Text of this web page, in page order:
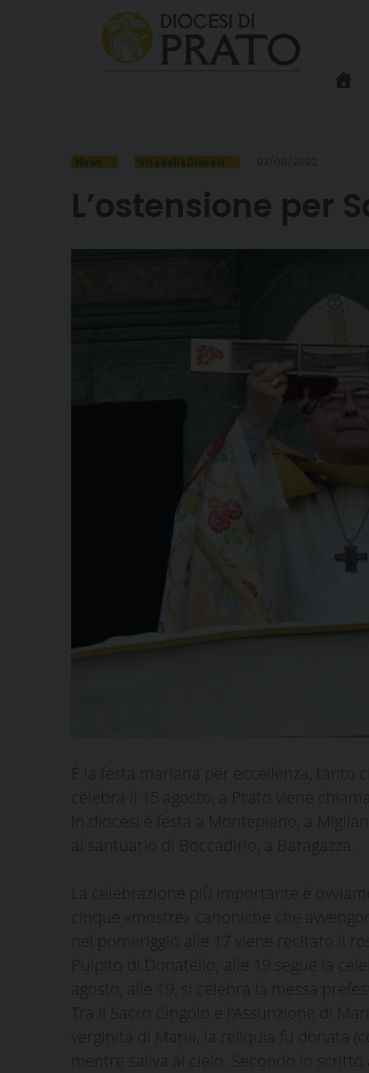
L’ostensione per
È la festa mariana per eccellenza, tanto
celebra il 15 agosto, a Prato viene
In diocesi è festa a Montepiano, a
al santuario di Boccadirio, a Baragazza.
La celebrazione più importante è
cinque «mostre» canoniche che
nel pomeriggio alle 17 viene recitato il
Pulpito di Donatello; alle 19 segue la
agosto, alle 19, si celebra la messa
Tra il Sacro Cingolo e l’Assunzione di
verginità di Maria, la reliquia fu donata
mentre saliva al cielo. Secondo lo scritto